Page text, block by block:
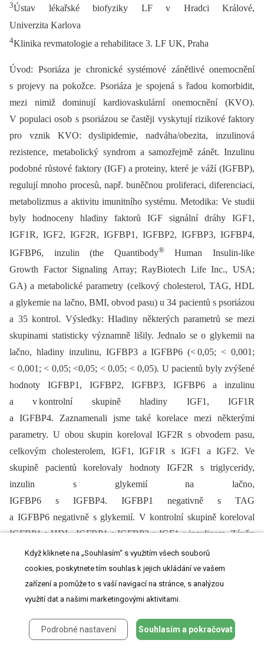
3Ústav lékařské biofyziky LF v Hradci Králové,
Univerzita Karlova
4Klinika revmatologie a rehabilitace 3. LF UK, Praha
Úvod: Psoriáza je chronické systémové zánětlivé onemocnění
s projevy na pokožce. Psoriáza je spojená s řadou komorbidit,
mezi nimiž dominují kardiovaskulární onemocnění (KVO).
V populaci osob s psoriázou se častěji vyskytují rizikové faktory
pro vznik KVO: dyslipidemie, nadváha/obezita, inzulinová
rezistence, metabolický syndrom a samozřejmě zánět. Inzulinu
podobné růstové faktory (IGF) a proteiny, které je váží (IGFBP),
regulují mnoho procesů, např. buněčnou proliferaci, diferenciaci,
metabolizmus a aktivitu imunitního systému. Metodika: Ve studii
byly hodnoceny hladiny faktorů IGF signální dráhy IGF1,
IGF1R, IGF2, IGF2R, IGFBP1, IGFBP2, IGFBP3, IGFBP4,
IGFBP6, inzulin (the Quantibody®Human Insulin-like
Growth Factor Signaling Array; RayBiotech Life Inc., USA;
GA) a metabolické parametry (celkový cholesterol, TAG, HDL
a glykemie na lačno, BMI, obvod pasu) u 34 pacientů s psoriázou
a 35 kontrol. Výsledky: Hladiny některých parametrů se mezi
skupinami statisticky významně lišily. Jednalo se o glykemii na
lačno, hladiny inzulinu, IGFBP3 a IGFBP6 (< 0,05; < 0,001;
< 0,001; < 0,05; <0,05; < 0,05; < 0,05). U pacientů byly zvýšené
hodnoty IGFBP1, IGFBP2, IGFBP3, IGFBP6 a inzulinu
a v kontrolní skupině hladiny IGF1, IGF1R
a IGFBP4. Zaznamenali jsme také korelace mezi některými
parametry. U obou skupin koreloval IGF2R s obvodem pasu,
celkovým cholesterolem, IGF1, IGF1R s IGF1 a IGF2. Ve
skupině pacientů korelovaly hodnoty IGF2R s triglyceridy,
inzulin s glykemií na lačno,
IGFBP6 s IGFBP4. IGFBP1 negativně s TAG
a IGFBP6 negativně s glykemií. V kontrolní skupině koreloval
IGFBP1 s HDL, IGFBP1 s IGFBP2 a IGF1 s inzulinem. Závěr:
Tato studie přináší komplexní pohled na problematiku zapojení
IGF1 signální dráhy do psoriázy a jejích komorbidit. Výsledky
naznačují, že signální dráha IGF1 se může podílet na patogenezi
psoriázy a jejích komorbidit, zejména metabolických poruch,
výzkum by mohl pomoci odhalit možné terapeutické cíle v této
Když kliknete na „Souhlasím“ s využitím všech souborů
cookies, poskytnete tím souhlas k jejich ukládání ve vašem
zařízení a pomůže to s vaší navigací na stránce, s analýzou
využití dat a našimi marketingovými aktivitami.
Podrobné nastavení Souhlasím a pokračovat